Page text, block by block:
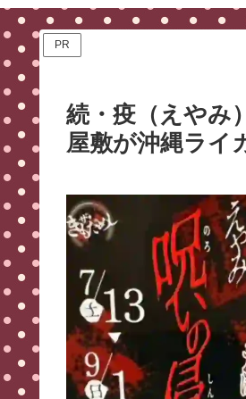
PR
続・疫（えやみ
屋敷が沖縄ライ